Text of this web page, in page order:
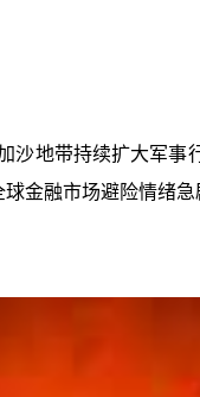
地带持续扩大军事
金融市场避险情绪急